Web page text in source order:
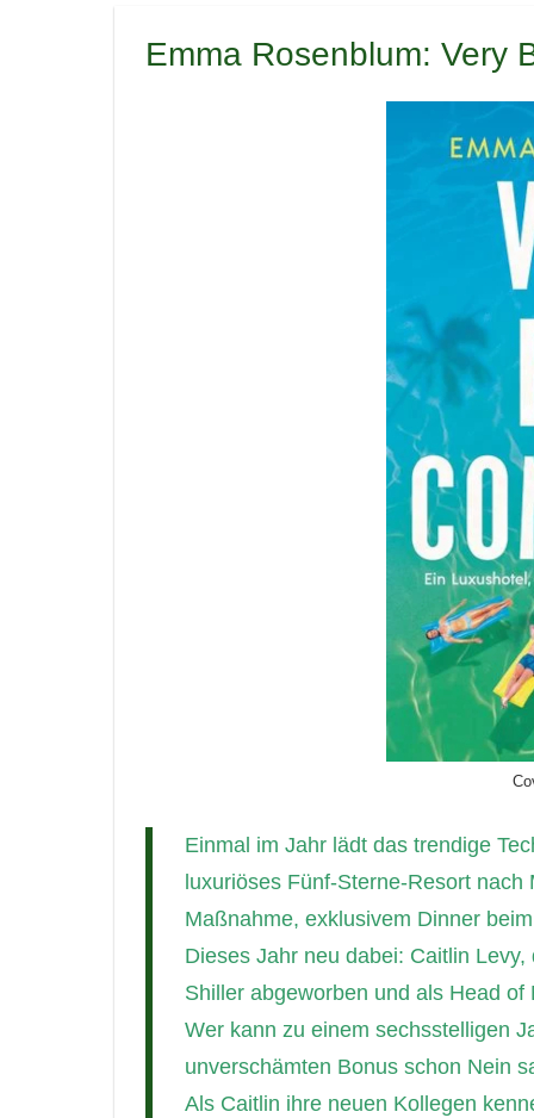
Emma Rosenblum: Very
Einmal im Jahr lädt das trendige
luxuriöses Fünf-Sterne-Resort
Maßnahme, exklusivem Dinner
Dieses Jahr neu dabei: Caitlin
Shiller abgeworben und als Head
Wer kann zu einem sechsstelligen
unverschämten Bonus schon Nein
Als Caitlin ihre neuen Kollegen